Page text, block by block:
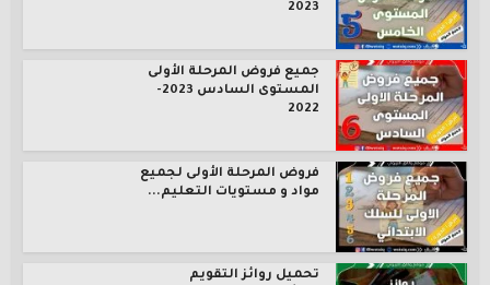
2023
جميع فروض المرحلة الأولى
المستوى السادس 2023-
2022
فروض المرحلة الأولى لجميع
مواد و مستويات التعليم...
تحميل روائز التقويم